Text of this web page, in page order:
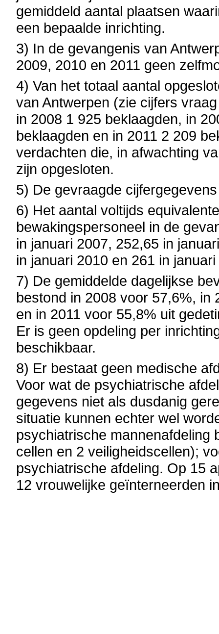
gemiddeld aantal plaatsen
een bepaalde inrichting.
3) In de gevangenis van
2009, 2010 en 2011 geen
4) Van het totaal aantal
van Antwerpen (zie cijfers
in 2008 1 925 beklaagden, in
beklaagden en in 2011 2 209
verdachten die, in afwachting
zijn opgesloten.
5) De gevraagde
6) Het aantal voltijds
bewakingspersoneel in de
in januari 2007, 252,65 in
in januari 2010 en 261 in
7) De gemiddelde dagelijkse
bestond in 2008 voor 57,6%,
en in 2011 voor 55,8% uit
Er is geen opdeling per
beschikbaar.
8) Er bestaat geen medische
Voor wat de psychiatrische
gegevens niet als dusdanig
situatie kunnen echter wel
psychiatrische mannenafdeling
cellen en 2 veiligheidscellen);
psychiatrische afdeling. Op 15
12 vrouwelijke geïnterneerden